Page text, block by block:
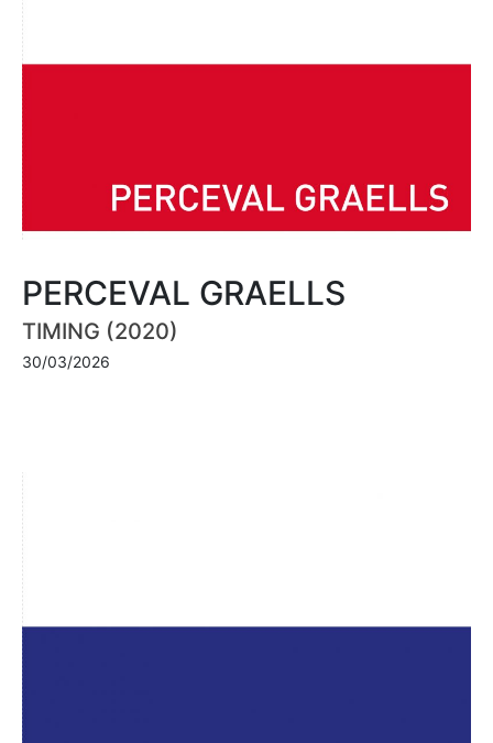
PERCEVAL GRAELLS
TIMING (2020)
30/03/2026